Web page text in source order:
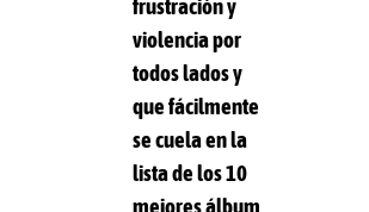
frustración y
violencia por
todos lados y
que fácilmente
se cuela en la
lista de los 10
mejores álbum